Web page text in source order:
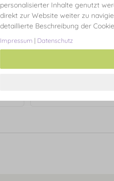
Halskette "Brezn"
personalisierter Inhalte genutzt
direkt zur Website weiter zu
detaillierte Beschreibung der
Impressum | Datenschutz